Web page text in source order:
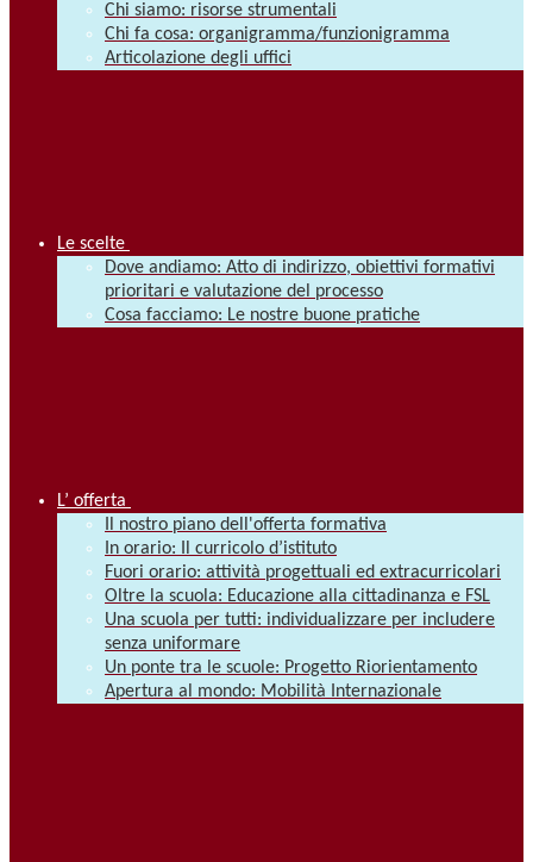
Chi siamo: risorse strumentali
Chi fa cosa: organigramma/funzionigramma
Articolazione degli uffici
Le scelte
Dove andiamo: Atto di indirizzo, obiettivi formativi
prioritari e valutazione del processo
Cosa facciamo: Le nostre buone pratiche
L’ offerta
Il nostro piano dell'offerta formativa
In orario: Il curricolo d’istituto
Fuori orario: attività progettuali ed extracurricolari
Oltre la scuola: Educazione alla cittadinanza e FSL
Una scuola per tutti: individualizzare per includere
senza uniformare
Un ponte tra le scuole: Progetto Riorientamento
Apertura al mondo: Mobilità Internazionale